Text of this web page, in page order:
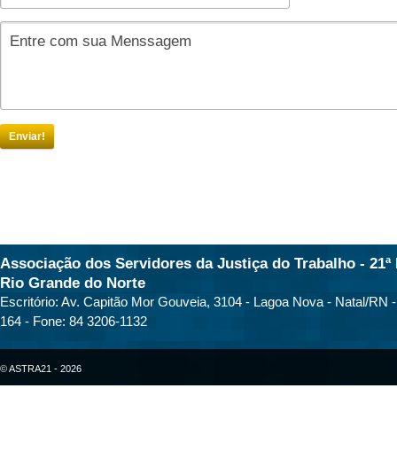
Enviar!
Associação dos Servidores da Justiça do Trabalho - 21ª
Rio Grande do Norte
Escritório: Av. Capitão Mor Gouveia, 3104 - Lagoa Nova - Natal/RN
164 - Fone: 84 3206-1132
© ASTRA21 - 2026